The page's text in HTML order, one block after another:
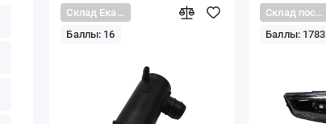
Склад Екатеринбург
Баллы: 16
Склад поставщика
Баллы: 1783